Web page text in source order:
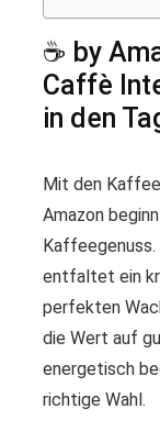
☕ by
Caffè
in den
Mit den
Amazon
Kaffeegenuss.
entfaltet ein
perfekten
die Wert auf
energetisch
richtige Wahl.